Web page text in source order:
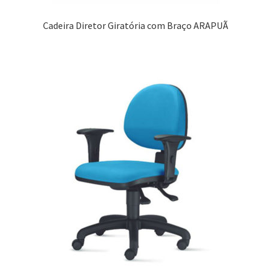
Cadeira Diretor Giratória com Braço ARAPUÃ